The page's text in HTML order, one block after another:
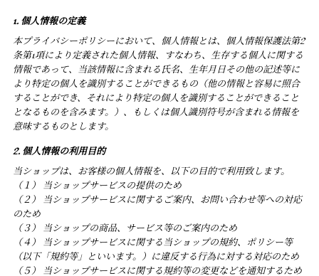
1. 個人情報の定義
本プライバシーポリシーにおいて、個人情報とは、個人情報保護法第2
条第1項により定義された個人情報、すなわち、生存する個人に関する
情報であって、当該情報に含まれる氏名、生年月日その他の記述等に
より特定の個人を識別することができるもの（他の情報と容易に照合
することができ、それにより特定の個人を識別することができること
となるものを含みます。）、もしくは個人識別符号が含まれる情報を
意味するものとします。
2. 個人情報の利用目的
当ショップは、お客様の個人情報を、以下の目的で利用致します。
（１） 当ショップサービスの提供のため
（２） 当ショップサービスに関するご案内、お問い合わせ等への対応
のため
（３） 当ショップの商品、サービス等のご案内のため
（４） 当ショップサービスに関する当ショップの規約、ポリシー等
（以下「規約等」といいます。）に違反する行為に対する対応のため
（５） 当ショップサービスに関する規約等の変更などを通知するため